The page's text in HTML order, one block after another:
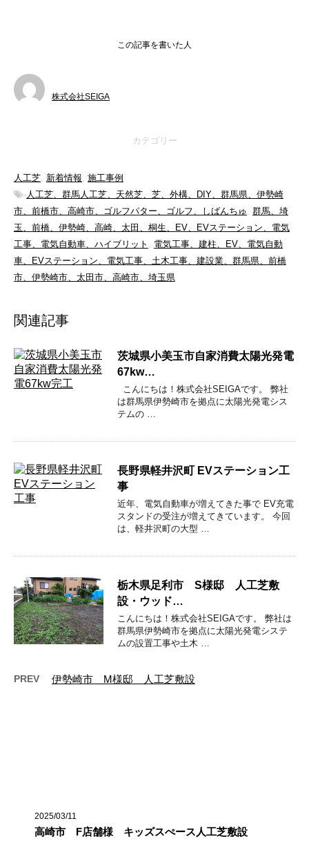
この記事を書いた人
株式会社SEIGA
カテゴリー
人工芝 新着情報 施工事例
- 人工芝、群馬人工芝、天然芝、芝、外構、DIY、群馬県、伊勢崎
市、前橋市、高崎市、ゴルフパター、ゴルフ、しばんちゅ
群馬、埼
玉、前橋、伊勢崎、高崎、太田、桐生、EV、EVステーション、電気
工事、電気自動車、ハイブリット
電気工事、建柱、EV、電気自動
車、EVステーション、電気工事、土木工事、建設業、群馬県、前橋
市、伊勢崎市、太田市、高崎市、埼玉県
関連記事
茨城県小美玉市自家消費太陽光発電
67kw…
こんにちは！株式会社SEIGAです。 弊社
は群馬県伊勢崎市を拠点に太陽光発電シス
テムの …
長野県軽井沢町 EVステーション工
事
近年、電気自動車が増えてきた事で EV充電
スタンドの受注が増えてきています。 今回
は、軽井沢町の大型 …
栃木県足利市 S様邸 人工芝敷
設・ウッド…
こんにちは！株式会社SEIGAです。 弊社は
群馬県伊勢崎市を拠点に太陽光発電システ
ムの設置工事や土木 …
PREV 伊勢崎市 M様邸 人工芝敷設
2025/03/11
高崎市 F店舗様 キッズスぺース人工芝敷設